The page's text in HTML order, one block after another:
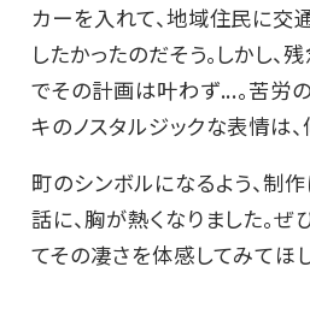
カーを入れて、地域住民に
したかったのだそう。しかし
でその計画は叶わず...。苦労
キのノスタルジックな表情は、
町のシンボルになるよう、制
話に、胸が熱くなりました。ぜ
てその凄さを体感してみてほ